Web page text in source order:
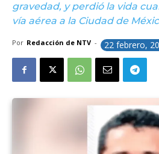
gravedad, y perdió la vida
vía aérea a la Ciudad de
Por Redacción de NTV - 22 febrero,